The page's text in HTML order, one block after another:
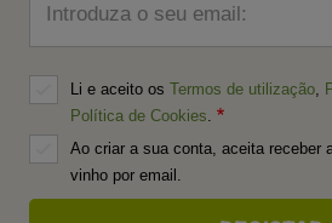
Introduza o seu email:
Li e aceito os Termos de utilização
Política de Cookies
Ao criar a sua conta, aceita receber
vinho por email.